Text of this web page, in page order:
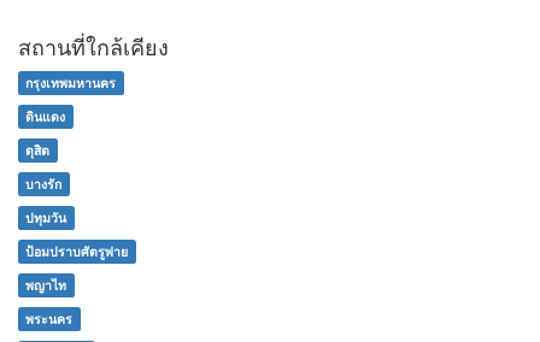
สถานที่ใกล้เคียง
กรุงเทพมหานคร
ดินแดง
ดุสิต
บางรัก
ปทุมวัน
ป้อมปราบศัตรูพ่าย
พญาไท
พระนคร